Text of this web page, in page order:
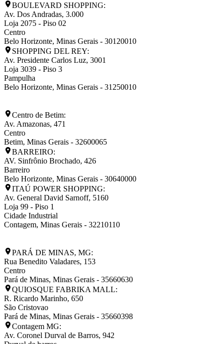
BOULEVARD SHOPPING:
Av. Dos Andradas, 3.000
Loja 2075 - Piso 02
Centro
Belo Horizonte, Minas Gerais - 30120010
SHOPPING DEL REY:
Av. Presidente Carlos Luz, 3001
Loja 3039 - Piso 3
Pampulha
Belo Horizonte, Minas Gerais - 31250010
Centro de Betim:
Av. Amazonas, 471
Centro
Betim, Minas Gerais - 32600065
BARREIRO:
AV. Sinfrônio Brochado, 426
Barreiro
Belo Horizonte, Minas Gerais - 30640000
ITAÚ POWER SHOPPING:
Av. General David Sarnoff, 5160
Loja 99 - Piso 1
Cidade Industrial
Contagem, Minas Gerais - 32210110
PARÁ DE MINAS, MG:
Rua Benedito Valadares, 153
Centro
Pará de Minas, Minas Gerais - 35660630
QUIOSQUE FABRIKA MALL:
R. Ricardo Marinho, 650
São Cristovao
Pará de Minas, Minas Gerais - 35660398
Contagem MG:
Av. Coronel Durval de Barros, 942